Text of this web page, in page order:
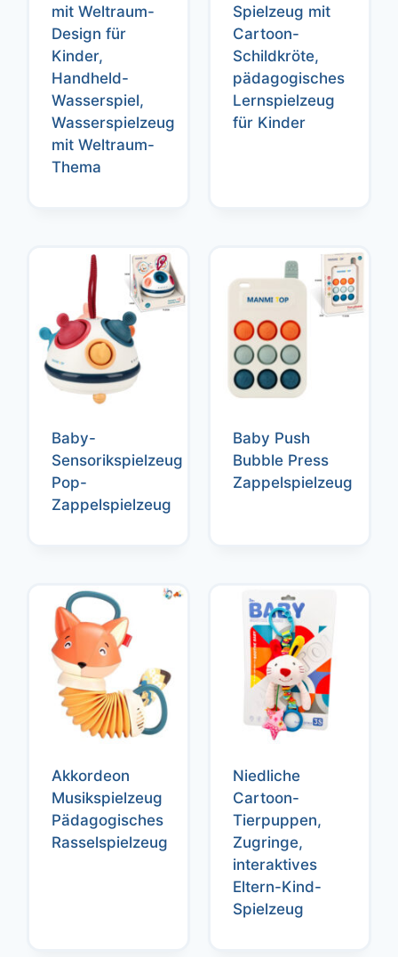
mit Weltraum-
Design für
Kinder,
Handheld-
Wasserspiel,
Wasserspielzeug
mit Weltraum-
Thema
Spielzeug mit
Cartoon-
Schildkröte,
pädagogisches
Lernspielzeug
für Kinder
Baby-
Sensorikspielzeug
Pop-
Zappelspielzeug
Baby Push
Bubble Press
Zappelspielzeug
Akkordeon
Musikspielzeug
Pädagogisches
Rasselspielzeug
Niedliche
Cartoon-
Tierpuppen,
Zugringe,
interaktives
Eltern-Kind-
Spielzeug